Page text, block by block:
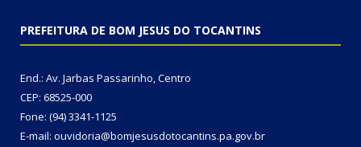
PREFEITURA DE BOM JESUS DO TOCANTINS
End.: Av. Jarbas Passarinho, Centro
CEP: 68525-000
Fone: (94) 3341-1125
E-mail: ouvidoria@bomjesusdotocantins.pa.gov.br